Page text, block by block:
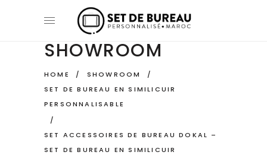
SHOWROOM
HOME / SHOWROOM
/
SET DE BUREAU EN SIMILICUIR
PERSONNALISABLE
/
SET ACCESSOIRES DE BUREAU DOKAL –
SET DE BUREAU EN SIMILICUIR